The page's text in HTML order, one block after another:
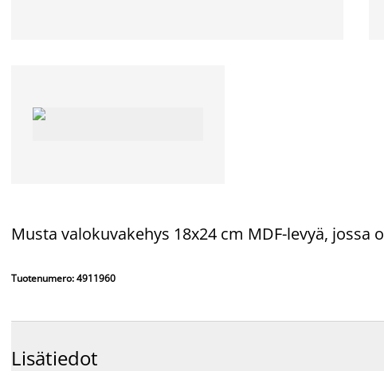
Musta valokuvakehys 18x24 cm MDF-levyä, jossa
Tuotenumero: 4911960
Lisätiedot